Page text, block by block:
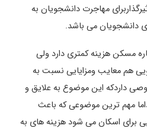
مهاجرت دانشجویان به
دانشجویان می باشد.
مسکن هزینه کمتری دارد ولی
هم معایب ومزایایی نسبت به
داردکه این موضوع به علایق و
مهم ترین موضوعی که باعث
برای اسکان می شود هزینه های به